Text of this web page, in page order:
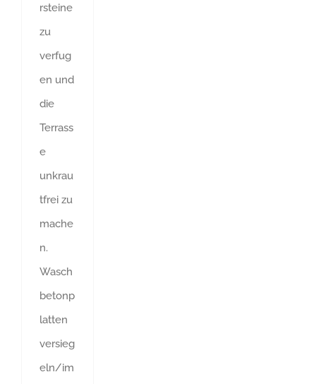
rsteine
zu
verfug
en und
die
Terrass
e
unkrau
tfrei zu
mache
n.
Wasch
betonp
latten
versieg
eln/im